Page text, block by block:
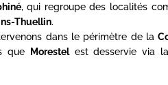
, qui regroupe des localités
Thuellin.
dans le périmètre de la
que Morestelest desservie via la